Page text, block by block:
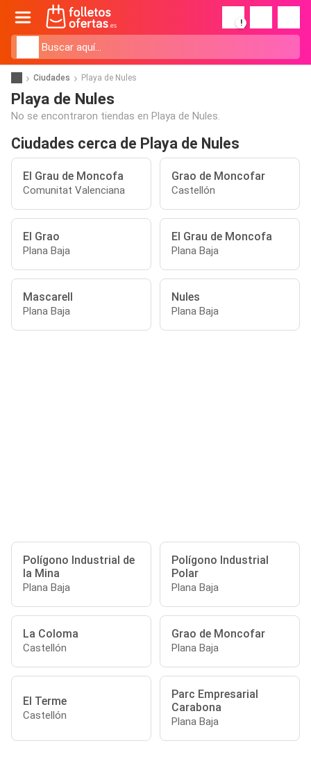
!
Ciudades Playa de Nules
Playa de Nules
No se encontraron tiendas en Playa de Nules.
Ciudades cerca de Playa de Nules
El Grau de Moncofa
Comunitat Valenciana
Grao de Moncofar
Castellón
El Grao
Plana Baja
El Grau de Moncofa
Plana Baja
Mascarell
Plana Baja
Nules
Plana Baja
Polígono Industrial de
la Mina
Plana Baja
Polígono Industrial
Polar
Plana Baja
La Coloma
Castellón
Grao de Moncofar
Plana Baja
El Terme
Castellón
Parc Empresarial
Carabona
Plana Baja